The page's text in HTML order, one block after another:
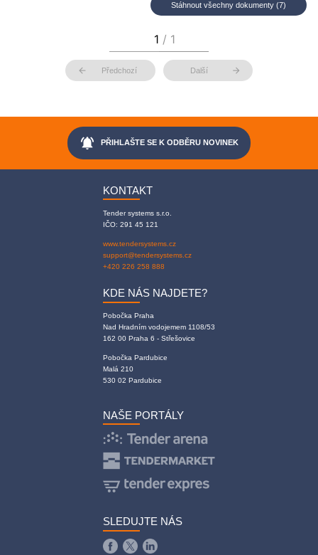
Stáhnout všechny dokumenty (7)
arrow_back Předchozí Další arrow_forward
notifications_active PŘIHLAŠTE SE K ODBĚRU NOVINEK
KONTAKT
Tender systems s.r.o.
IČO: 291 45 121
www.tendersystems.cz
support@tendersystems.cz
+420 226 258 888
KDE NÁS NAJDETE?
Pobočka Praha
Nad Hradním vodojemem 1108/53
162 00 Praha 6 - Střešovice
Pobočka Pardubice
Malá 210
530 02 Pardubice
NAŠE PORTÁLY
SLEDUJTE NÁS